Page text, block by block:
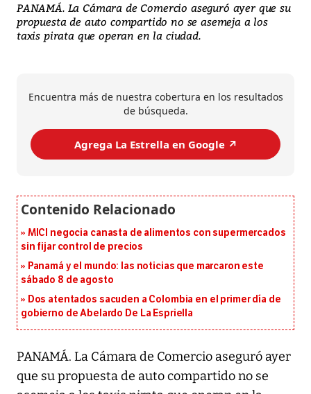
PANAMÁ. La Cámara de Comercio aseguró ayer que su
propuesta de auto compartido no se asemeja a los
taxis pirata que operan en la ciudad.
Encuentra más de nuestra cobertura en los resultados
de búsqueda.
Agrega La Estrella en Google ↗️
MICI negocia canasta de alimentos con supermercados
sin fijar control de precios
Panamá y el mundo: las noticias que marcaron este
sábado 8 de agosto
Dos atentados sacuden a Colombia en el primer día de
gobierno de Abelardo De La Espriella
PANAMÁ. La Cámara de Comercio aseguró ayer
que su propuesta de auto compartido no se